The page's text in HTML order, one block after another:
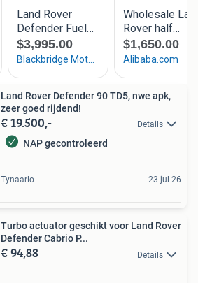
Land Rover Defender 90 TD5, nwe apk,
zeer goed rijdend!
€ 19.500,- Details
NAP gecontroleerd
Tynaarlo 23 jul 26
Turbo actuator geschikt voor Land Rover
Defender Cabrio P...
€ 94,88 Details